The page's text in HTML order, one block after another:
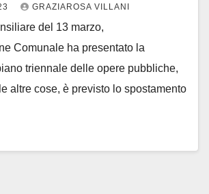
GRAZIAROSA VILLANI
del 13 marzo,
Comunale ha presentato la
triennale delle opere pubbliche,
altre cose, è previsto lo spostamento